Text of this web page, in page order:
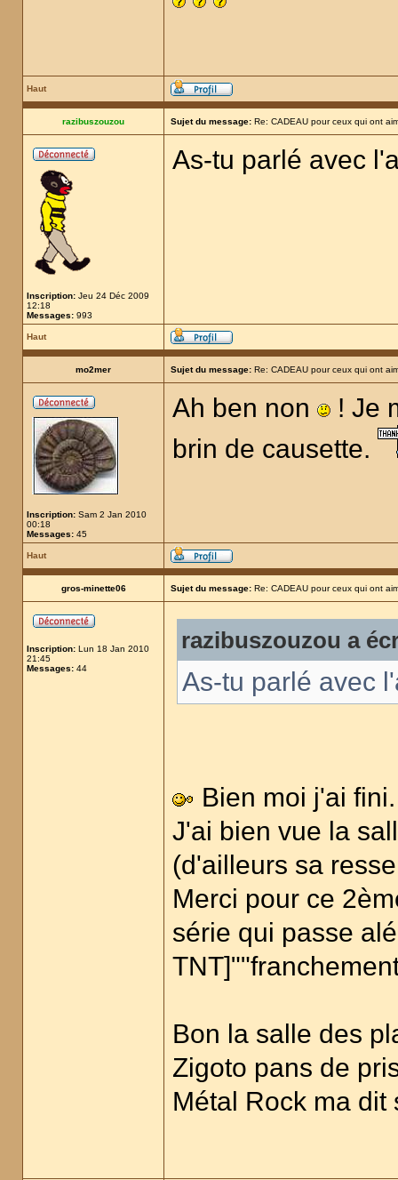
Haut
razibuszouzou Sujet du message: Re: CADEAU pour ceux qui ont
Inscription: Jeu 24 Déc 2009
12:18
Messages: 993
As-tu parlé avec
Haut
mo2mer Sujet du message: Re: CADEAU pour ceux qui ont
Inscription: Sam 2 Jan 2010
00:18
Messages: 45
Ah ben non
! Je
brin de causette.
Haut
gros-minette06 Sujet du message: Re: CADEAU pour ceux qui ont
Inscription: Lun 18 Jan 2010
21:45
Messages: 44
razibuszouzou a
As-tu parlé avec
Bien moi j'ai fini.
J'ai bien vue la
(d'ailleurs sa
Merci pour ce
série qui passe
Bon la salle des
Zigoto pans de
Métal Rock ma dit